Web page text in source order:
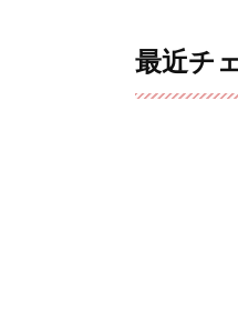
最近チ